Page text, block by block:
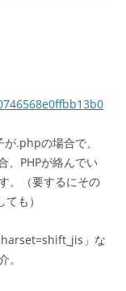
.phpの場合で、
、PHPが絡んでい
。（要するにその
も）
」な
。